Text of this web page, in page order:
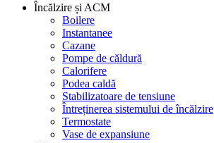
Încălzire și ACM
Boilere
Instantanee
Cazane
Pompe de căldură
Calorifere
Podea caldă
Stabilizatoare de tensiune
Întreținerea sistemului de încălzire
Termostate
Vase de expansiune